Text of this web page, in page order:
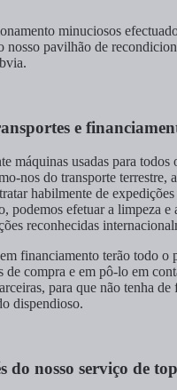
minuciosos
nosso pavilhão de
e
máquinas usadas para todos
nos do transporte terrestre,
habilmente de
podemos efetuar a limpeza e
reconhecidas
financiamento terão todo o
de compra e em pô-lo em
para que não tenha de
dispendioso.
do nosso serviço de